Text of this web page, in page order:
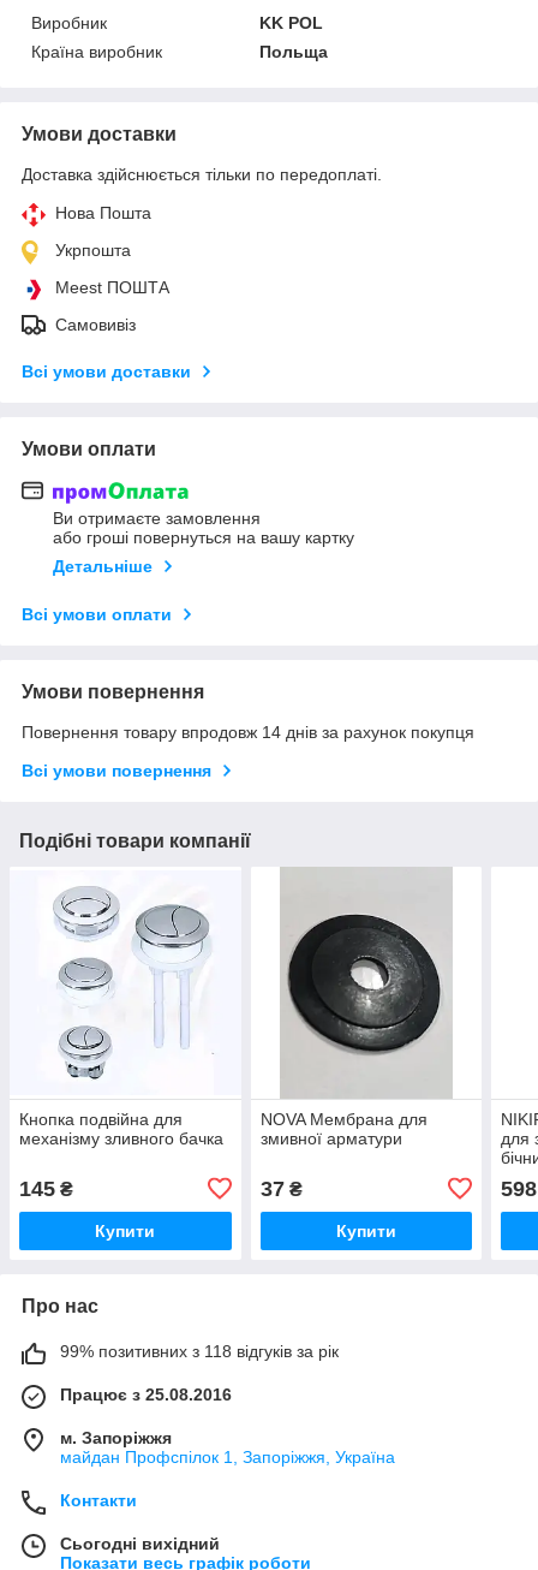
Виробник
KK POL
Країна виробник
Польща
Умови доставки
Доставка здійснюється тільки по передоплаті.
Нова Пошта
Укрпошта
Meest ПОШТА
Самовивіз
Всі умови доставки
Умови оплати
Ви отримаєте замовлення
або гроші повернуться на вашу картку
Детальніше
Всі умови оплати
Умови повернення
Повернення товару впродовж 14 днів за рахунок покупця
Всі умови повернення
Подібні товари компанії
Кнопка подвійна для
механізму зливного бачка
145 ₴
Купити
NOVA Мембрана для
змивної арматури
37₴
Купити
для
598
Про нас
99% позитивних з 118 відгуків за рік
Працює з 25.08.2016
м. Запоріжжя
майдан Профспілок 1, Запоріжжя, Україна
Контакти
Сьогодні вихідний
Показати весь графік роботи